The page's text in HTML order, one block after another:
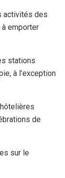
activités des
emporter
stations
à l’exception
de
sur le